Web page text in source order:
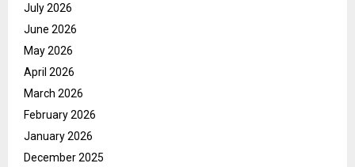
July 2026
June 2026
May 2026
April 2026
March 2026
February 2026
January 2026
December 2025